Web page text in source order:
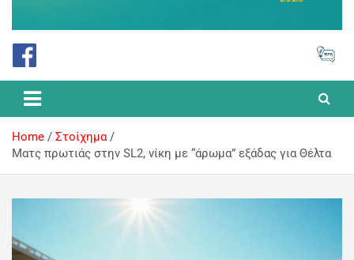
Ματσωμένος Γάτος – Όλα για
το Στοίχημα
Home
Στοίχημα
Mατς πρωτιάς στην SL2, νίκη με “άρωμα” εξάδας για Θέλτα